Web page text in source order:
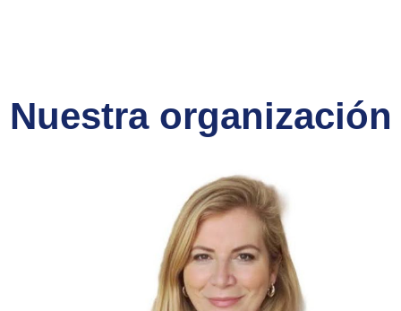
Nuestra organización